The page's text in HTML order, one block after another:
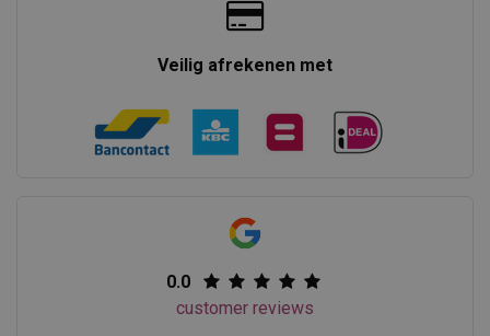
Veilig afrekenen met
0.0
customer reviews